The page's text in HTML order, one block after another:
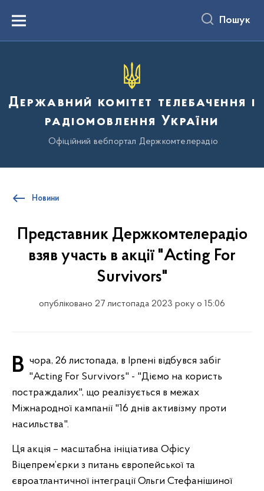
вмістуMenu Пошук
Державний комітет телебачення і
радіомовлення України
Офіційний вебпортал Держкомтелерадіо
Новини
Представник Держкомтелерадіо
взяв участь в акції "Acting For
Survivors"
опубліковано 27 листопада 2023 року о 15:06
Вчора, 26 листопада, в Ірпені відбувся забіг "Acting For Survivors" - "Діємо на користь
постраждалих", що реалізується в межах
Міжнародної кампанії "16 днів активізму проти
насильства".
Ця акція – масштабна ініціатива Офісу
Віцепрем’єрки з питань європейської та
євроатлантичної інтеграції Ольги Стефанішиної